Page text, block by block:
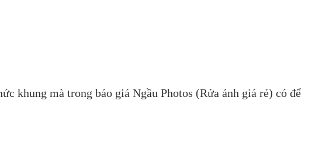
khung mà trong báo giá Ngầu Photos (Rửa ảnh giá rẻ) có để